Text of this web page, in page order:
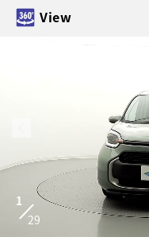
View
1
29